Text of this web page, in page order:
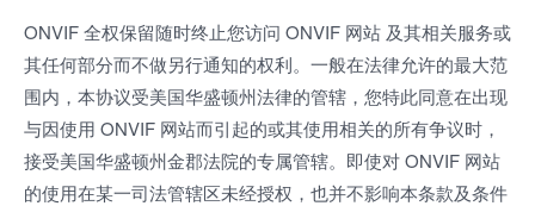
ONVIF 全权保留随时终止您访问 ONVIF 网站 及其相关服务或
其任何部分而不做另行通知的权利。一般在法律允许的最大范
围内，本协议受美国华盛顿州法律的管辖，您特此同意在出现
与因使用 ONVIF 网站而引起的或其使用相关的所有争议时，
接受美国华盛顿州金郡法院的专属管辖。即使对 ONVIF 网站
的使用在某一司法管辖区未经授权，也并不影响本条款及条件